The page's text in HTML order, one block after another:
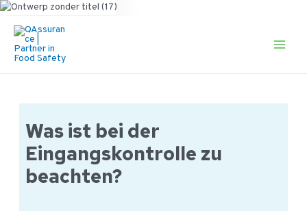
naar
Was ist bei der
Eingangskontrolle zu
beachten?